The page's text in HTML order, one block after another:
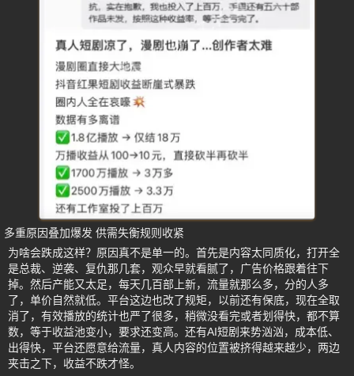
多重原因叠加爆发 供需失衡规则收紧
为啥会跌成这样？原因真不是单一的。首先是内容太同质化，打开全
是总裁、逆袭、复仇那几套，观众早就看腻了，广告价格跟着往下
掉。然后产能又太足，每天几百部上新，流量就那么多，分的人多
了，单价自然就低。平台这边也改了规矩，以前还有保底，现在全取
消了，有效播放的统计也严了很多，稍微没看完或者划得快，都不算
数，等于收益池变小，要求还变高。还有AI短剧来势汹汹，成本低、
出得快，平台还愿意给流量，真人内容的位置被挤得越来越少，两边
夹击之下，收益不跌才怪。